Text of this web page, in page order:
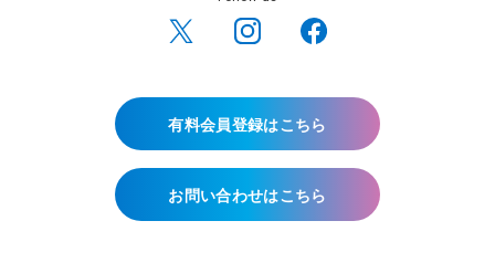
有料会員登録はこちら
お問い合わせはこちら